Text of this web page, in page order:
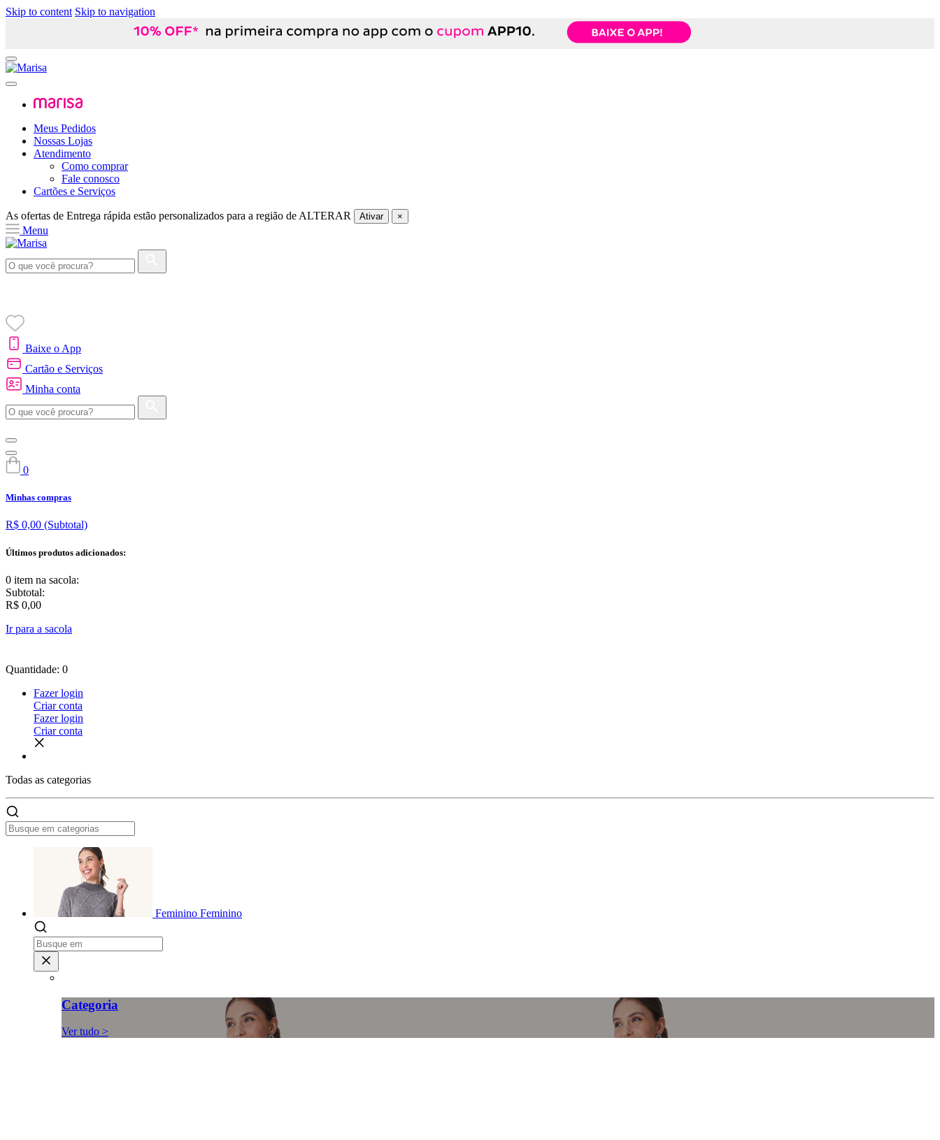
Skip to content Skip to navigation
Meus Pedidos
Nossas Lojas
Atendimento
Como comprar
Fale conosco
Cartões e Serviços
As ofertas de Entrega rápida estão personalizados para a região de ALTERAR Ativar ×
Menu
Baixe o App
Cartão e Serviços
Minha conta
0
Minhas compras
R$ 0,00 (Subtotal)
Últimos produtos adicionados:
0 item na sacola:
Subtotal:
R$ 0,00
Ir para a sacola
Quantidade: 0
Fazer login
Criar conta
Fazer login
Criar conta
Todas as categorias
Feminino Feminino
Categoria
Ver tudo >